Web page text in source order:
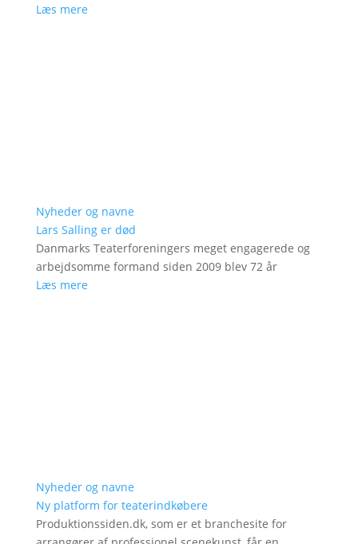
Læs mere
Nyheder og navne
Lars Salling er død
Danmarks Teaterforeningers meget engagerede og
arbejdsomme formand siden 2009 blev 72 år
Læs mere
Nyheder og navne
Ny platform for teaterindkøbere
Produktionssiden.dk, som er et branchesite for